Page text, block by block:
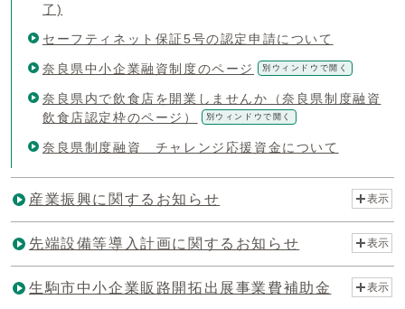
了)
セーフティネット保証5号の認定申請について
奈良県中小企業融資制度のページ 別ウィンドウで開く
奈良県内で飲食店を開業しませんか（奈良県制度融資
飲食店認定枠のページ）
別ウィンドウで開く
奈良県制度融資 チャレンジ応援資金について
産業振興に関するお知らせ 表示
先端設備等導入計画に関するお知らせ 表示
生駒市中小企業販路開拓出展事業費補助金 表示